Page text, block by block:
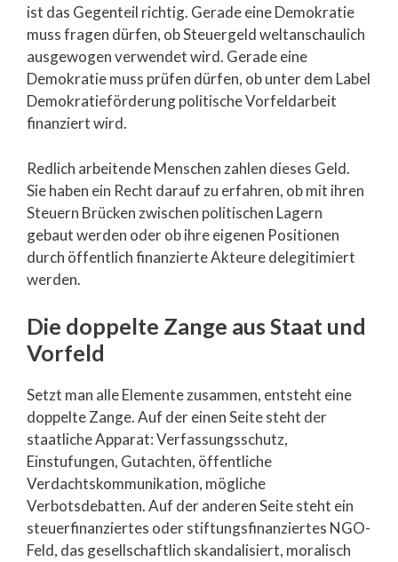
ist das Gegenteil richtig. Gerade eine Demokratie
muss fragen dürfen, ob Steuergeld weltanschaulich
ausgewogen verwendet wird. Gerade eine
Demokratie muss prüfen dürfen, ob unter dem Label
Demokratieförderung politische Vorfeldarbeit
finanziert wird.
Redlich arbeitende Menschen zahlen dieses Geld.
Sie haben ein Recht darauf zu erfahren, ob mit ihren
Steuern Brücken zwischen politischen Lagern
gebaut werden oder ob ihre eigenen Positionen
durch öffentlich finanzierte Akteure delegitimiert
werden.
Die doppelte Zange aus Staat und
Vorfeld
Setzt man alle Elemente zusammen, entsteht eine
doppelte Zange. Auf der einen Seite steht der
staatliche Apparat: Verfassungsschutz,
Einstufungen, Gutachten, öffentliche
Verdachtskommunikation, mögliche
Verbotsdebatten. Auf der anderen Seite steht ein
steuerfinanziertes oder stiftungsfinanziertes NGO-
Feld, das gesellschaftlich skandalisiert, moralisch